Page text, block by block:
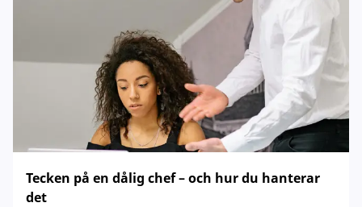
Tecken på en dålig chef – och hur du hanterar
det